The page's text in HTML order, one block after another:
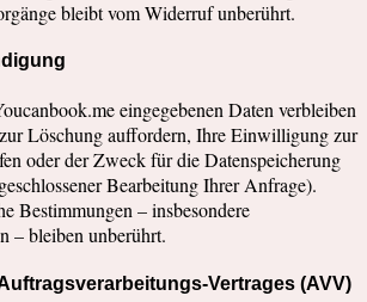
bleibt vom Widerruf unberührt.
eingegebenen Daten verbleiben
Löschung auffordern, Ihre Einwilligung zur
oder der Zweck für die Datenspeicherung
Bearbeitung Ihrer Anfrage).
Bestimmungen – insbesondere
– bleiben unberührt.
Vertrages (AVV)